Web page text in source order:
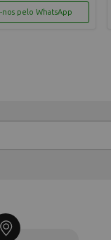
nos pelo WhatsApp